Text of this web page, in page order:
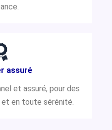
assuré
et assuré, pour des
en toute sérénité.